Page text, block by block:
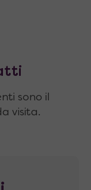
sono il
visita.